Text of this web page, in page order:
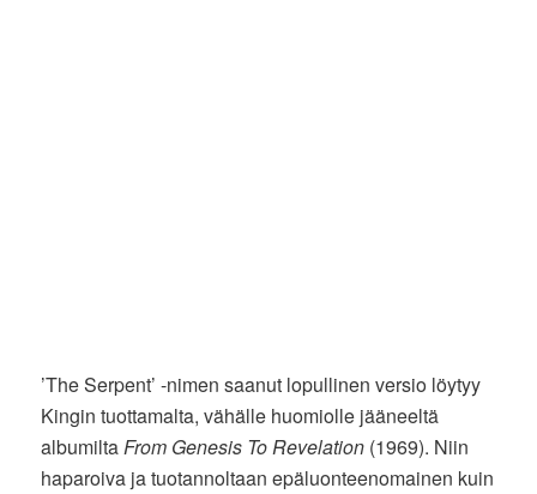
’The Serpent’ -nimen saanut lopullinen versio löytyy
Kingin tuottamalta, vähälle huomiolle jääneeltä
albumiltaFrom Genesis To Revelation (1969). Niin
haparoiva ja tuotannoltaan epäluonteenomainen kuin